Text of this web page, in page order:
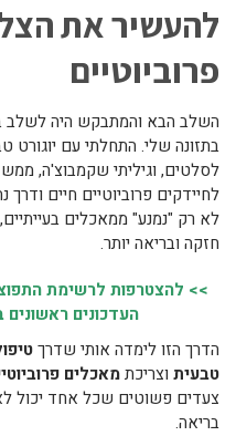
להעשיר את
פרוביוטיים
השלב הבא והמתבקש היה לשלב
בתזונה שלי. התחלתי עם יוגורט
לסלטים, וגיליתי שקמבוצ'ה, ממש
לחיידקים פרוביוטיים חיים ודרך
לא רק "נמנע" ממאכלים
חזקה ובריאה יותר.
>> להצטרפות לרשימת
העדכונים
הדרך הזו לימדה אותי שדרך
טבעית וצריכתמאכלים
צעדים פשוטים שכל אחד יכול
בריאה.